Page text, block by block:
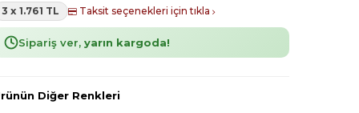
3 x 1.761 TL Taksit seçenekleri için tıkla
Sipariş ver, yarın kargoda!
Diğer Renkleri